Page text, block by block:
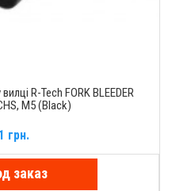
R-Tech FORK BLEEDER
M5 (Black)
грн.
заказ